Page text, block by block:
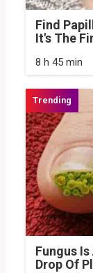
Find
It's The
8 h 45 min
Fungus
Drop Of